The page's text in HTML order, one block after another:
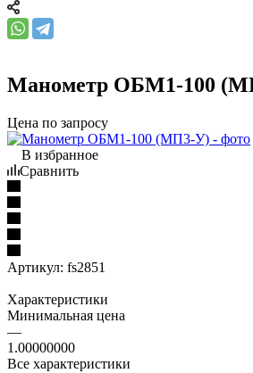
Манометр ОБМ1-100
Цена по запросу
В избранное
Сравнить
Артикул: fs2851
Характеристики
Минимальная цена
—
1.00000000
Все характеристики